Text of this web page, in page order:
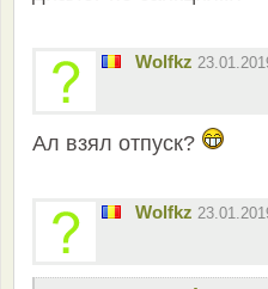
Wolfkz
Ал взял отпуск?
Wolfkz